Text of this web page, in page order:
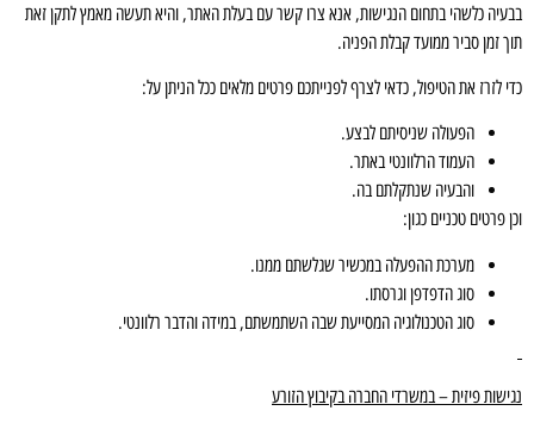
כלשהי בתחום הנגישות, אנא צרו קשר עם בעלת האתר, והיא תעשה מאמץ לתקן זאת
זמן סביר ממועד קבלת הפניה.
לזרז את הטיפול, כדאי לצרף לפנייתכם פרטים מלאים ככל הניתן על:
הפעולה שניסיתם לבצע.
העמוד הרלוונטי באתר.
והבעיה שנתקלתם בה.
פרטים טכניים כגון:
מערכת ההפעלה במכשיר שגלשתם ממנו.
סוג הדפדפן וגרסתו.
סוג הטכנולוגיה המסייעת שבה השתמשתם, במידה והדבר רלוונטי.
פיזית – במשרדי החברה בקיבוץ הזורע